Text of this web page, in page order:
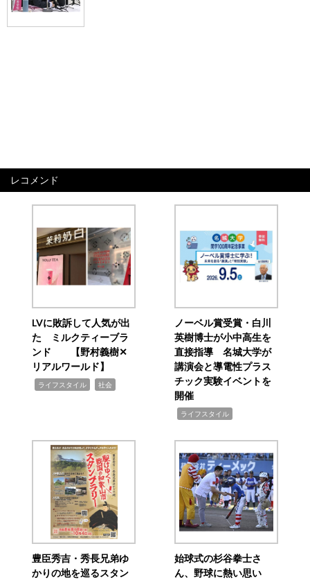
レコメンド
LVに敗訴して人気が出
た ミルクティーブラ
ンド 【野村義樹✕
リアルワールド】
ライフスタイル 社会
ノーベル賞受賞・白川
英樹博士が小中高生を
直接指導 名城大学が
講演会と導電性プラス
チック実験イベントを
開催
ライフスタイル
豊臣秀吉・秀長兄弟ゆ
かりの地を巡るスタン
始球式の杉谷拳士さ
ん、野球に熱い思い